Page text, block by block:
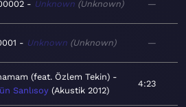
Unknown Unknown —
Unknown Unknown —
(feat. Özlem Tekin)
Sanlısoy Akustik 2012
4:23